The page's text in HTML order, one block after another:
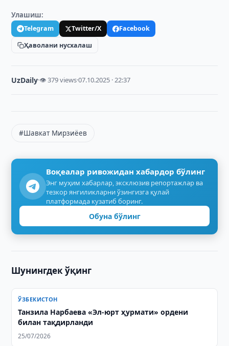
Улашиш:
Telegram Twitter/X
Facebook
Ҳаволани нусхалаш
UzDaily·👁 379 views·07.10.2025 · 22:37
#Шавкат Мирзиёев
Воқеалар ривожидан хабардор бўлинг
Энг муҳим хабарлар, эксклюзив репортажлар ва
тезкор янгиликларни ўзингизга қулай
платформада кузатиб боринг.
Обуна бўлинг
Шунингдек ўқинг
ЎЗБЕКИСТОН
Танзила Нарбаева «Эл-юрт ҳурмати» ордени
билан тақдирланди
25/07/2026